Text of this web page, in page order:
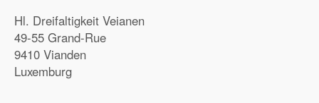
Hl. Dreifaltigkeit Veianen
49-55 Grand-Rue
9410 Vianden
Luxemburg